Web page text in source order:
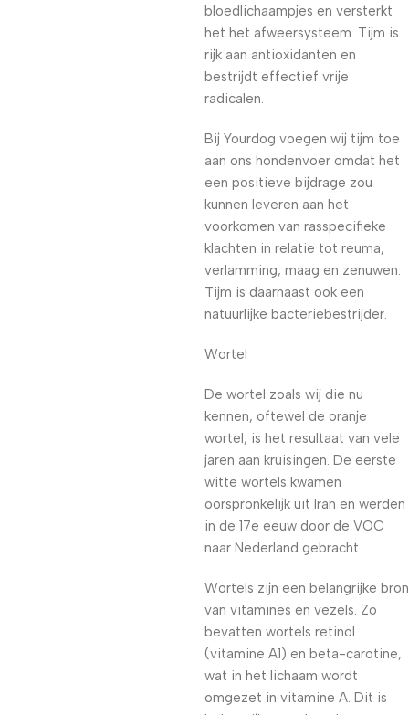
bloedlichaampjes en versterkt
het het afweersysteem. Tijm is
rijk aan antioxidanten en
bestrijdt effectief vrije
radicalen.
Bij Yourdog voegen wij tijm toe
aan ons hondenvoer omdat het
een positieve bijdrage zou
kunnen leveren aan het
voorkomen van rasspecifieke
klachten in relatie tot reuma,
verlamming, maag en zenuwen.
Tijm is daarnaast ook een
natuurlijke bacteriebestrijder.
Wortel
De wortel zoals wij die nu
kennen, oftewel de oranje
wortel, is het resultaat van vele
jaren aan kruisingen. De eerste
witte wortels kwamen
oorspronkelijk uit Iran en werden
in de 17e eeuw door de VOC
naar Nederland gebracht.
Wortels zijn een belangrijke bron
van vitamines en vezels. Zo
bevatten wortels retinol
(vitamine A1) en beta-carotine,
wat in het lichaam wordt
omgezet in vitamine A. Dit is